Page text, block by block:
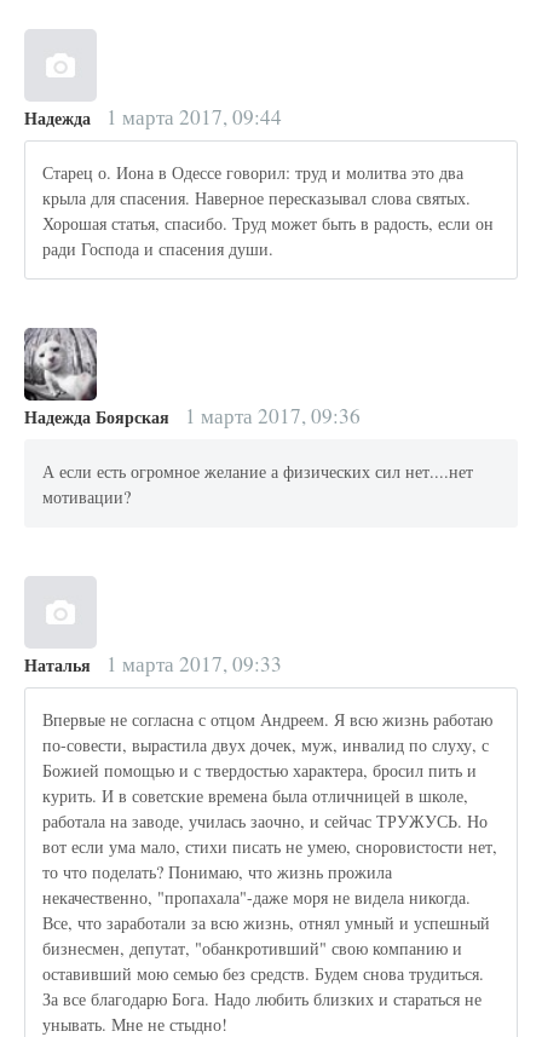
Надежда 1 марта 2017, 09:44
Старец о. Иона в Одессе говорил: труд и молитва это два
крыла для спасения. Наверное пересказывал слова святых.
Хорошая статья, спасибо. Труд может быть в радость, если он
ради Господа и спасения души.
Надежда Боярская 1 марта 2017, 09:36
А если есть огромное желание а физических сил нет....нет
мотивации?
Наталья 1 марта 2017, 09:33
Впервые не согласна с отцом Андреем. Я всю жизнь работаю
по-совести, вырастила двух дочек, муж, инвалид по слуху, с
Божией помощью и с твердостью характера, бросил пить и
курить. И в советские времена была отличницей в школе,
работала на заводе, училась заочно, и сейчас ТРУЖУСЬ. Но
вот если ума мало, стихи писать не умею, сноровистости нет,
то что поделать? Понимаю, что жизнь прожила
некачественно, "пропахала"-даже моря не видела никогда.
Все, что заработали за всю жизнь, отнял умный и успешный
бизнесмен, депутат, "обанкротивший" свою компанию и
оставивший мою семью без средств. Будем снова трудиться.
За все благодарю Бога. Надо любить близких и стараться не
унывать. Мне не стыдно!